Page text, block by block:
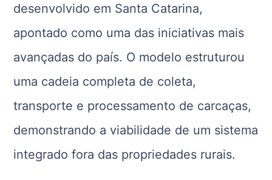
desenvolvido em Santa Catarina,
apontado como uma das iniciativas mais
avançadas do país. O modelo estruturou
uma cadeia completa de coleta,
transporte e processamento de carcaças,
demonstrando a viabilidade de um sistema
integrado fora das propriedades rurais.